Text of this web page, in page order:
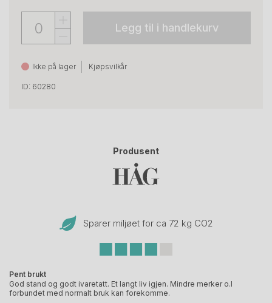
Legg til i handlekurv
Ikke på lager Kjøpsvilkår
ID: 60280
Produsent
Sparer miljøet for ca 72 kg CO2
Pent brukt
God stand og godt ivaretatt. Et langt liv igjen. Mindre merker o.l
forbundet med normalt bruk kan forekomme.